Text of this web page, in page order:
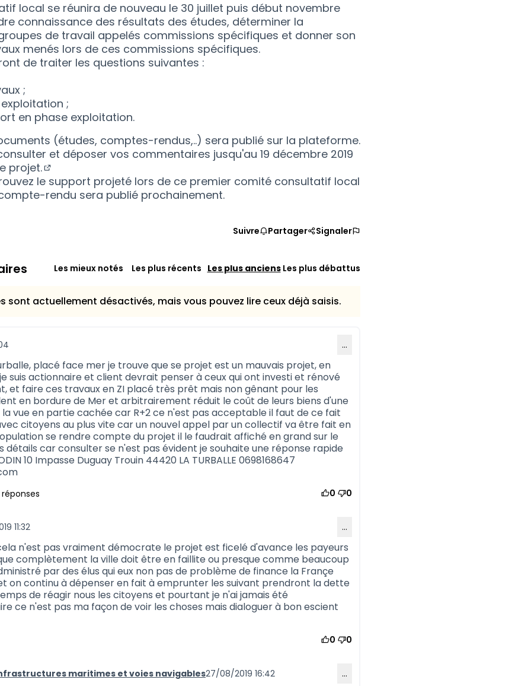
local se réunira de nouveau le 30 juillet puis début novembre
connaissance des résultats des études, déterminer la
de travail appelés commissions spécifiques et donner son
menés lors de ces commissions spécifiques.
de traiter les questions suivantes :
;
;
en phase exploitation.
(études, comptes-rendus,..) sera publié sur la plateforme.
et déposer vos commentaires jusqu'au 19 décembre 2019
projet.
(S'ouvre dans un nouvel onglet)
le support projeté lors de ce premier comité consultatif local
dans un nouvel onglet)
compte-rendu sera publié prochainement.
Suivre Partager Signaler
Les mieux notés Les plus récents Les plus anciens Les plus débattus
sont actuellement désactivés, mais vous pouvez lire ceux déjà saisis.
…
placé face mer je trouve que se projet est un mauvais projet, en
suis actionnaire et client devrait penser à ceux qui ont investi et rénové
et faire ces travaux en ZI placé très prêt mais non gênant pour les
en bordure de Mer et arbitrairement réduit le coût de leurs biens d'une
vue en partie cachée car R+2 ce n'est pas acceptable il faut de ce fait
citoyens au plus vite car un nouvel appel par un collectif va être fait en
se rendre compte du projet il le faudrait affiché en grand sur le
détails car consulter se n'est pas évident je souhaite une réponse rapide
10 Impasse Duguay Trouin 44420 LA TURBALLE 0698168647
0 0
au commentaire 687)
11:32 …
n'est pas vraiment démocrate le projet est ficelé d'avance les payeurs
complètement la ville doit être en faillite ou presque comme beaucoup
par des élus qui eux non pas de problème de finance la Françe
on continu à dépenser en fait à emprunter les suivant prendront la dette
de réagir nous les citoyens et pourtant je n'ai jamais été
ce n'est pas ma façon de voir les choses mais dialoguer à bon escient
0 0
694 (réponse au commentaire 689)
maritimes et voies navigables27/08/2019 16:42 …